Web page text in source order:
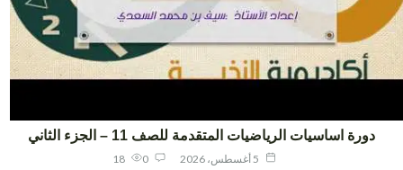
دورة اساسيات الرياضيات المتقدمة للصف 11 – الجزء الثاني
18